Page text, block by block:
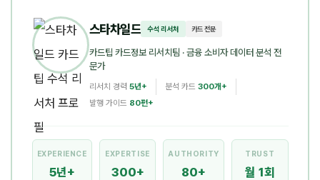
스타차일드 수석 리서처 카드 전문
카드팁 카드정보 리서치팀 · 금융 소비자 데이터 분석 전
문가
리서치 경력 5년+ 분석 카드 300개+
발행 가이드 80편+
EXPERIENCE
5년+
EXPERTISE
300+
AUTHORITY
80+
TRUST
월 1회